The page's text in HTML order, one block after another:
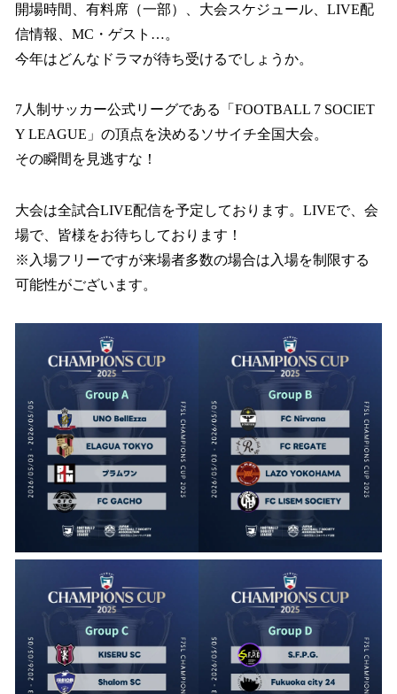
開場時間、有料席（一部）、大会スケジュール、LIVE配
信情報、MC・ゲスト…。
今年はどんなドラマが待ち受けるでしょうか。
7人制サッカー公式リーグである「FOOTBALL 7 SOCIET
Y LEAGUE」の頂点を決めるソサイチ全国大会。
その瞬間を見逃すな！
大会は全試合LIVE配信を予定しております。LIVEで、会
場で、皆様をお待ちしております！
※入場フリーですが来場者多数の場合は入場を制限する
可能性がございます。